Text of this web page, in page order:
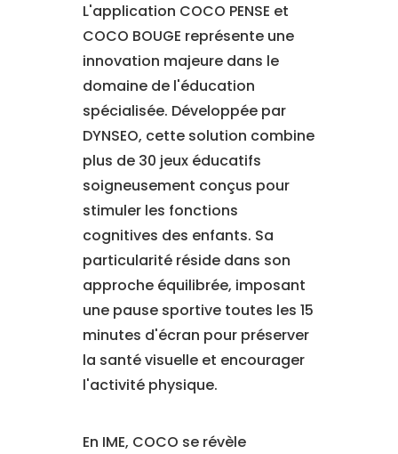
L'application COCO PENSE et
COCO BOUGE représente une
innovation majeure dans le
domaine de l'éducation
spécialisée. Développée par
DYNSEO, cette solution combine
plus de 30 jeux éducatifs
soigneusement conçus pour
stimuler les fonctions
cognitives des enfants. Sa
particularité réside dans son
approche équilibrée, imposant
une pause sportive toutes les 15
minutes d'écran pour préserver
la santé visuelle et encourager
l'activité physique.
En IME, COCO se révèle